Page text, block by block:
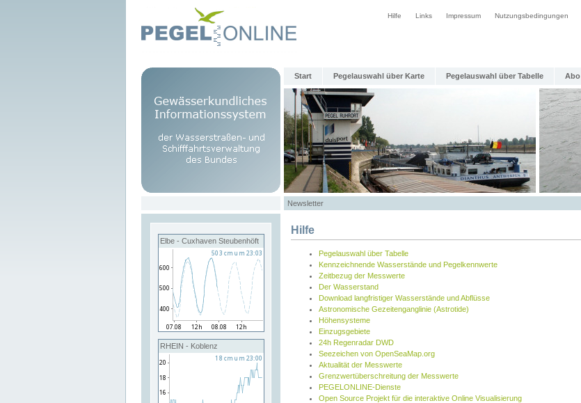
Hilfe Links Impressum Nutzungsbedingungen
Start Pegelauswahl über Karte Pegelauswahl über Tabelle Abo
Newsletter
Elbe - Cuxhaven Steubenhöft
RHEIN - Koblenz
Hilfe
Pegelauswahl über Tabelle
Kennzeichnende Wasserstände und Pegelkennwerte
Zeitbezug der Messwerte
Der Wasserstand
Download langfristiger Wasserstände und Abflüsse
Astronomische Gezeitenganglinie (Astrotide)
Höhensysteme
Einzugsgebiete
24h Regenradar DWD
Seezeichen von OpenSeaMap.org
Aktualität der Messwerte
Grenzwertüberschreitung der Messwerte
PEGELONLINE-Dienste
Open Source Projekt für die interaktive Online Visualisierung